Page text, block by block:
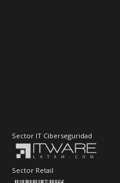
Sector IT Ciberseguridad
Sector Retail